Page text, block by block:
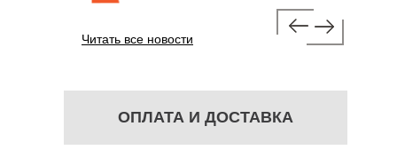
Читать все новости
ОПЛАТА И ДОСТАВКА